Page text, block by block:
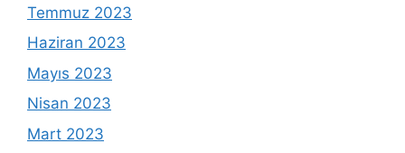
Temmuz 2023
Haziran 2023
Mayıs 2023
Nisan 2023
Mart 2023